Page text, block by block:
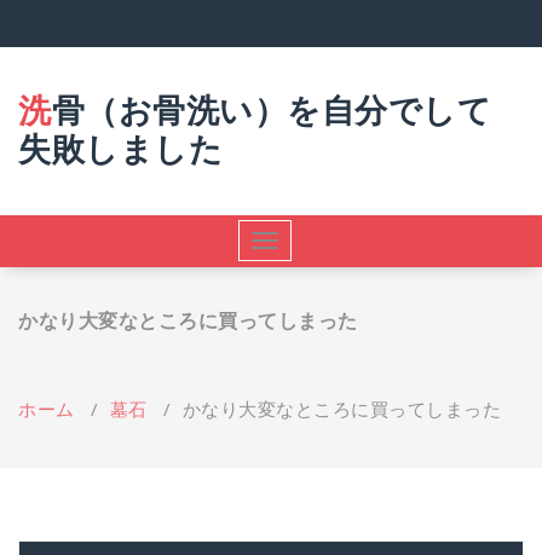
ッ
洗骨（お骨洗い）を自分でして
失敗しました
ナ
ビ
ー
ン
を
かなり大変なところに買ってしまった
ホーム / 墓石 / かなり大変なところに買ってしまった